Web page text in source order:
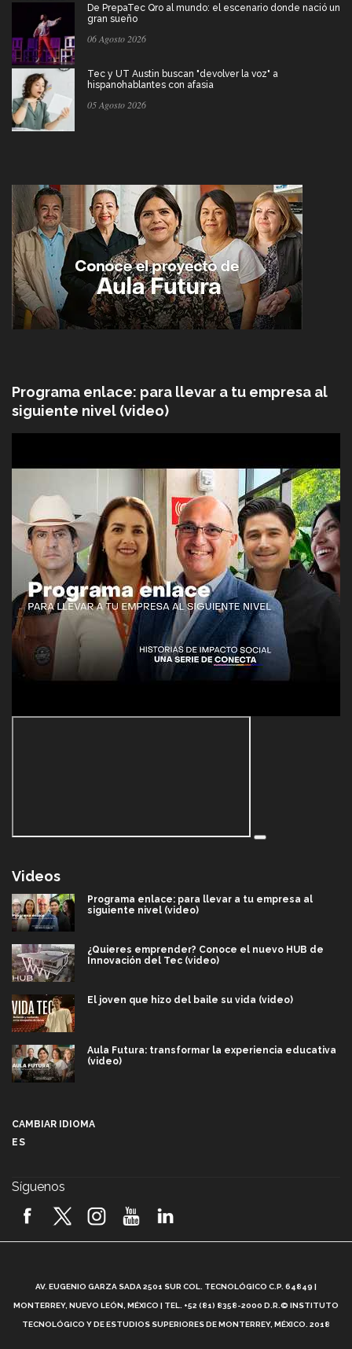
De PrepaTec Qro al mundo: el escenario donde nació un
gran sueño
06 Agosto 2026
Tec y UT Austin buscan "devolver la voz" a
hispanohablantes con afasia
05 Agosto 2026
Programa enlace: para llevar a tu empresa al
siguiente nivel (video)
Videos
Programa enlace: para llevar a tu empresa al
siguiente nivel (video)
¿Quieres emprender? Conoce el nuevo HUB de
Innovación del Tec (video)
El joven que hizo del baile su vida (video)
Aula Futura: transformar la experiencia educativa
(video)
2026! (video)
¿Cómo es el Modelo Educativo Tec? (video)
CAMBIAR IDIOMA
ES
Síguenos
AV. EUGENIO GARZA SADA 2501 SUR COL. TECNOLÓGICO C.P. 64849 |
MONTERREY, NUEVO LEÓN, MÉXICO | TEL. +52 (81) 8358-2000 D.R.© INSTITUTO
TECNOLÓGICO Y DE ESTUDIOS SUPERIORES DE MONTERREY, MÉXICO. 2018